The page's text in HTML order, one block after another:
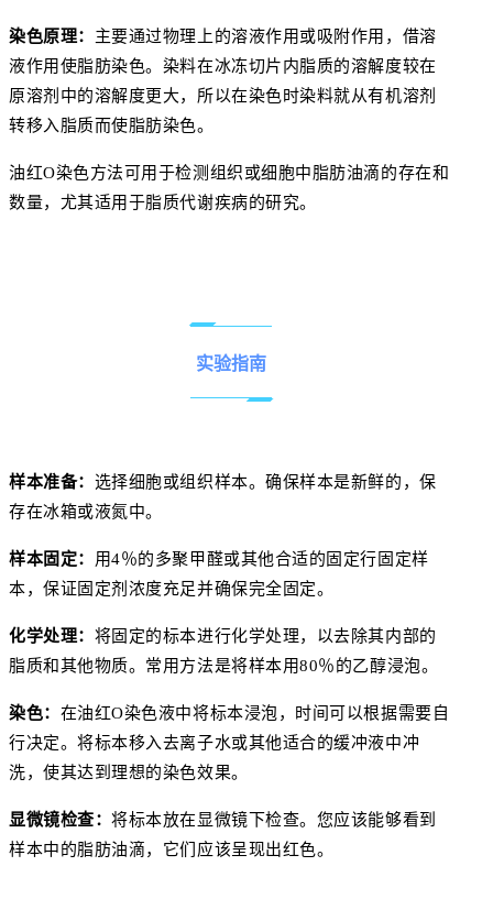
染色原理： 主要通过物理上的溶液作用或吸附作用，借溶
液作用使脂肪染色。染料在冰冻切片内脂质的溶解度较在
原溶剂中的溶解度更大，所以在染色时染料就从有机溶剂
转移入脂质而使脂肪染色。
油红O染色方法可用于检测组织或细胞中脂肪油滴的存在和
数量，尤其适用于脂质代谢疾病的研究。
实验指南
样本准备： 选择细胞或组织样本。确保样本是新鲜的，保
存在冰箱或液氮中。
样本固定： 用4％的多聚甲醛或其他合适的固定行固定样
本，保证固定剂浓度充足并确保完全固定。
化学处理： 将固定的标本进行化学处理，以去除其内部的
脂质和其他物质。常用方法是将样本用80％的乙醇浸泡。
染色： 在油红O染色液中将标本浸泡，时间可以根据需要自
行决定。将标本移入去离子水或其他适合的缓冲液中冲
洗，使其达到理想的染色效果。
显微镜检查：将标本放在显微镜下检查。您应该能够看到
样本中的脂肪油滴，它们应该呈现出红色。